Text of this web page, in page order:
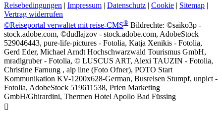
Reisebedingungen | Impressum | Datenschutz | Cookie | Sitemap |
Vertrag widerrufen
©Reiseportal verwaltet mit reise-CMS® Bildrechte: ©saiko3p -
stock.adobe.com, ©dudlajzov - stock.adobe.com, AdobeStock
529046443, pure-life-pictures - Fotolia, Katja Xenikis - Fotolia,
Gerd Eder, Michael Arndt Hochschwarzwald Tourismus GmbH,
mradlgruber - Fotolia, © LUSCUS ART, Alexi TAUZIN - Fotolia,
Christine Farnung , alp line (Foto Ofner), POTO Start
Kommunikation KV-1200x628-German, Busreisen Stumpf, unpict -
Fotolia, AdobeStock 519611538, Prien Marketing
GmbH/Ghirardini, Thermen Hotel Apollo Bad Füssing
